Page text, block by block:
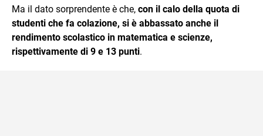
Ma il dato sorprendente è che, con il calo della quota di
studenti che fa colazione, si è abbassato anche il
rendimento scolastico in matematica e scienze,
rispettivamente di 9 e 13 punti.